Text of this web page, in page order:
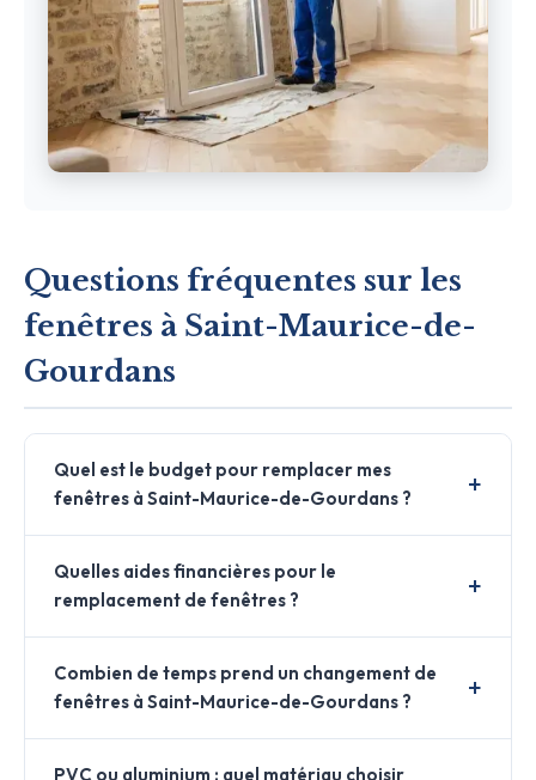
Questions fréquentes sur les
fenêtres à Saint-Maurice-de-
Gourdans
Quel est le budget pour remplacer mes
fenêtres à Saint-Maurice-de-Gourdans ?
Quelles aides financières pour le
remplacement de fenêtres ?
Combien de temps prend un changement de
fenêtres à Saint-Maurice-de-Gourdans ?
PVC ou aluminium : quel matériau choisir